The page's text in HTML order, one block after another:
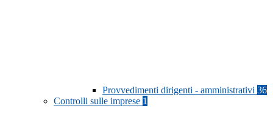
Provvedimenti dirigenti - amministrativi 36
Controlli sulle imprese 1